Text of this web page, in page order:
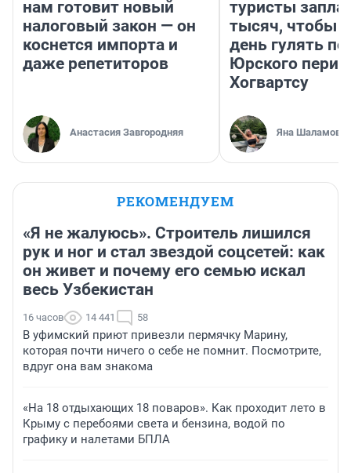
нам готовит новый
налоговый закон — он
коснется импорта и
даже репетиторов
Анастасия Завгородняя
туристы
тысяч, чтобы
день гулять по
Юрского
Хогвартсу
Яна Шаламова
РЕКОМЕНДУЕМ
«Я не жалуюсь». Строитель лишился
рук и ног и стал звездой соцсетей: как
он живет и почему его семью искал
весь Узбекистан
16 часов 14 441 58
В уфимский приют привезли пермячку Марину,
которая почти ничего о себе не помнит. Посмотрите,
вдруг она вам знакома
«На 18 отдыхающих 18 поваров». Как проходит лето в
Крыму с перебоями света и бензина, водой по
графику и налетами БПЛА